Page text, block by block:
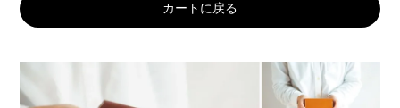
カートに戻る